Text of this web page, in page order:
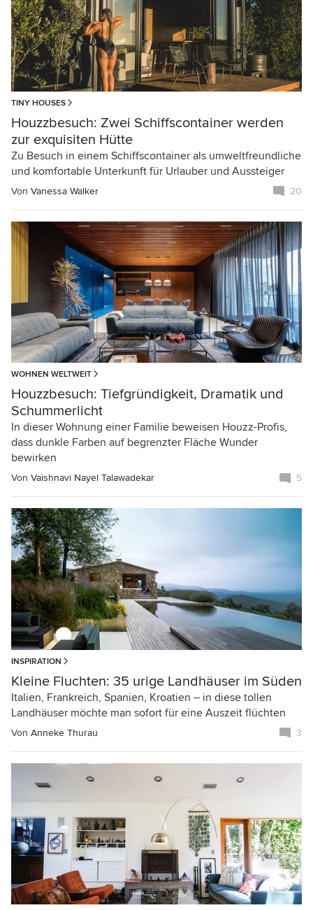
TINY HOUSES
Houzzbesuch: Zwei Schiffscontainer werden
zur exquisiten Hütte
Zu Besuch in einem Schiffscontainer als umweltfreundliche
und komfortable Unterkunft für Urlauber und Aussteiger
Von Vanessa Walker 20
WOHNEN WELTWEIT
Houzzbesuch: Tiefgründigkeit, Dramatik und
Schummerlicht
In dieser Wohnung einer Familie beweisen Houzz-Profis,
dass dunkle Farben auf begrenzter Fläche Wunder
bewirken
Von Vaishnavi Nayel Talawadekar 5
INSPIRATION
Kleine Fluchten: 35 urige Landhäuser im Süden
Italien, Frankreich, Spanien, Kroatien – in diese tollen
Landhäuser möchte man sofort für eine Auszeit flüchten
Von Anneke Thurau 3